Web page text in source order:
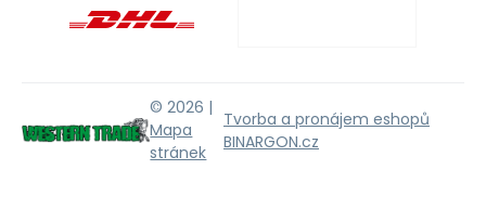
© 2026 |
Mapa
stránek
Tvorba a pronájem eshopů
BINARGON.cz